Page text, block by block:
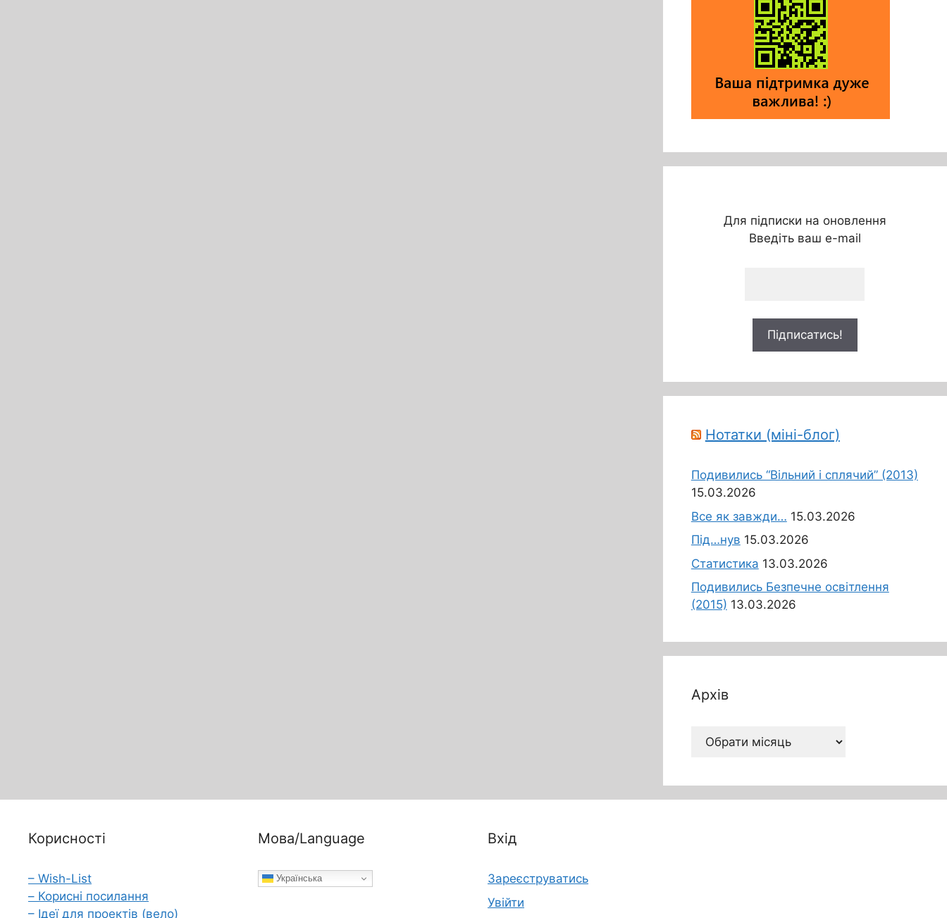
Для підписки на оновлення
Введіть ваш e-mail
Нотатки (міні-блог)
Подивились “Вільний і сплячий” (2013)
15.03.2026
Все як завжди… 15.03.2026
Під…нув 15.03.2026
Статистика 13.03.2026
Подивились Безпечне освітлення
(2015) 13.03.2026
Архів
Архів
Корисності
– Wish-List
– Корисні посилання
– Ідеї для проектів (вело)
Мова/Language
Українська
Вхід
Зареєструватись
Увійти